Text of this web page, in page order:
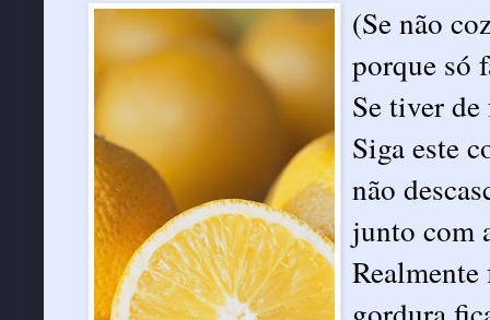
(Se não
porque só
Se tiver
Siga este
não
junto com